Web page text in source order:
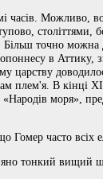
часів. Можливо,
століттями,
точно
в Аттику,
царству
плем'я. В
«Народів моря»,
що Гомер часто всіх
тонкий вищий